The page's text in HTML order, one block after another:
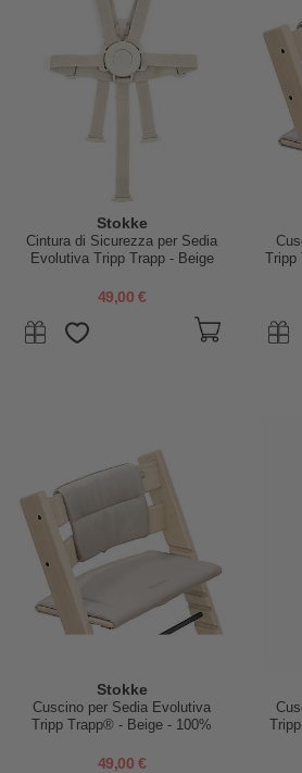
Stokke
Cintura di Sicurezza per Sedia
Evolutiva Tripp Trapp - Beige
49,00 €
Stokke
Cuscino per Sedia Evolutiva
Tripp Trapp® - Beige - 100%
49,00 €